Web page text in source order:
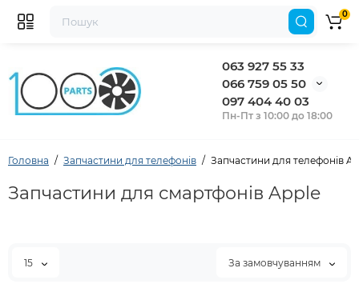
063 927 55 33
066 759 05 50
097 404 40 03
Пн-Пт з 10:00 до 18:00
0
Головна Запчастини для телефонів Запчастини для телефонів
Запчастини для смартфонів Apple
15 За замовчуванням